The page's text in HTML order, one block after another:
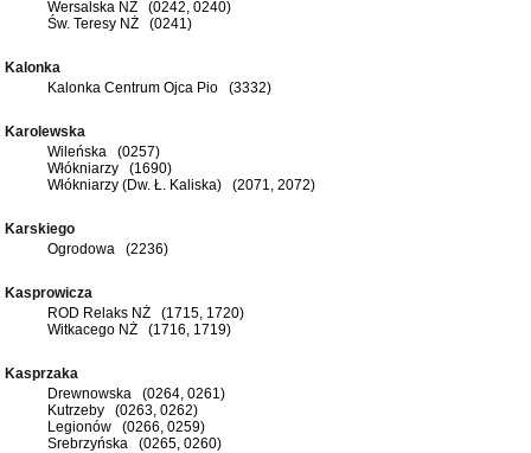
Wersalska NŻ (0242, 0240)
Św. Teresy NŻ (0241)
Kalonka
Kalonka Centrum Ojca Pio (3332)
Karolewska
Wileńska (0257)
Włókniarzy (1690)
Włókniarzy (Dw. Ł. Kaliska) (2071, 2072)
Karskiego
Ogrodowa (2236)
Kasprowicza
ROD Relaks NŻ (1715, 1720)
Witkacego NŻ (1716, 1719)
Kasprzaka
Drewnowska (0264, 0261)
Kutrzeby (0263, 0262)
Legionów (0266, 0259)
Srebrzyńska (0265, 0260)